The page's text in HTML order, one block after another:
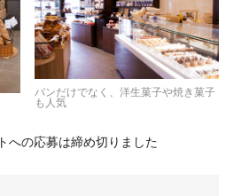
パンだけでなく、洋生菓子や焼き菓子
も人気
への応募は締め切りました